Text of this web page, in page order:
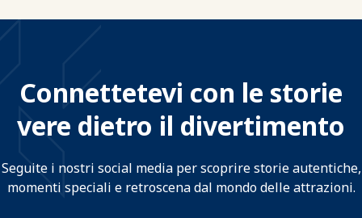
Connettetevi con le storie
vere dietro il divertimento
Seguite i nostri social media per scoprire storie autentiche,
momenti speciali e retroscena dal mondo delle attrazioni.